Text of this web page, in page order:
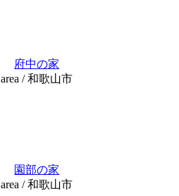
府中の家
area / 和歌山市
園部の家
area / 和歌山市